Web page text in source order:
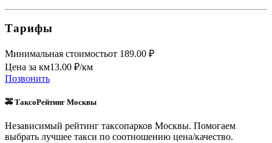
Тарифы
Минимальная стоимостьот 189.00 ₽
Цена за км13.00 ₽/км
Позвонить
🚕 ТаксоРейтинг Москвы
Независимый рейтинг таксопарков Москвы. Помогаем
выбрать лучшее такси по соотношению цена/качество.